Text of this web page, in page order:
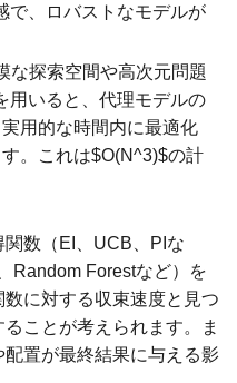
で、ロバストなモデルが
な探索空間や高次元問題
用いると、代理モデルの
用的な時間内に最適化
。これは$O(N^3)$の計
数（EI、UCB、PIな
Random Forestなど）を
に対する収束速度と見つ
ことが考えられます。ま
置が最終結果に与える影